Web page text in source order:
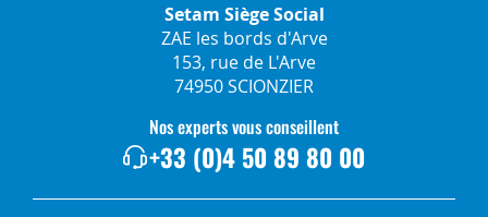
Setam Siège Social
ZAE les bords d'Arve
153, rue de L'Arve
74950 SCIONZIER
Nos experts vous conseillent
+33 (0)4 50 89 80 00